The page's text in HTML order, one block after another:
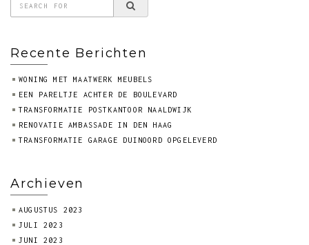
Recente Berichten
WONING MET MAATWERK MEUBELS
EEN PARELTJE ACHTER DE BOULEVARD
TRANSFORMATIE POSTKANTOOR NAALDWIJK
RENOVATIE AMBASSADE IN DEN HAAG
TRANSFORMATIE GARAGE DUINOORD OPGELEVERD
Archieven
AUGUSTUS 2023
JULI 2023
JUNI 2023